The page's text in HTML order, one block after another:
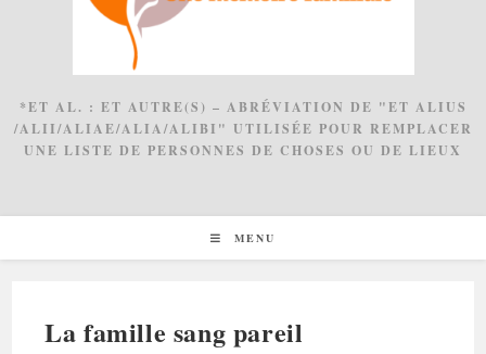
*ET AL. : ET AUTRE(S) – ABRÉVIATION DE "ET ALIUS
/ALII/ALIAE/ALIA/ALIBI" UTILISÉE POUR REMPLACER
UNE LISTE DE PERSONNES DE CHOSES OU DE LIEUX
MENU
La famille sang pareil